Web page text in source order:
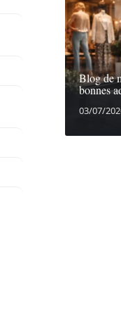
Blog de
bonnes
03/07/